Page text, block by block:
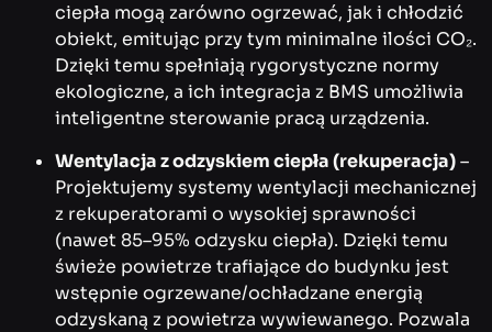
ciepła mogą zarówno ogrzewać, jak i chłodzić
obiekt, emitując przy tym minimalne ilości CO₂.
Dzięki temu spełniają rygorystyczne normy
ekologiczne, a ich integracja z BMS umożliwia
inteligentne sterowanie pracą urządzenia.
Wentylacja z odzyskiem ciepła (rekuperacja)–
Projektujemy systemy wentylacji mechanicznej
z rekuperatorami o wysokiej sprawności
(nawet 85–95% odzysku ciepła). Dzięki temu
świeże powietrze trafiające do budynku jest
wstępnie ogrzewane/ochładzane energią
odzyskaną z powietrza wywiewanego. Pozwala